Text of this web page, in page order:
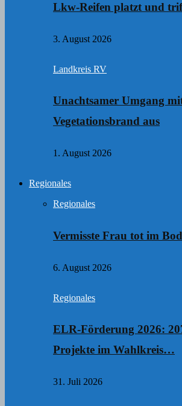
Lkw-Reifen platzt und
3. August 2026
Landkreis RV
Unachtsamer Umgang
Vegetationsbrand aus
1. August 2026
Regionales
Regionales
Vermisste Frau tot im
6. August 2026
Regionales
ELR-Förderung 2026:
Projekte im Wahlkreis…
31. Juli 2026